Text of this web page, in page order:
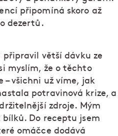
připomíná skoro až
dezertů.
připravil větší dávku ze
myslím, že o těchto
– všichni už víme, jak
potravinová krize, a
zdroje. Mým
Do receptu jsem
omáčce dodává